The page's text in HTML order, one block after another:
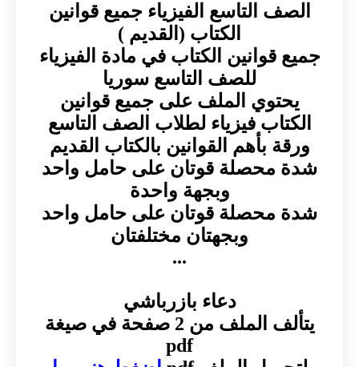
الصف التاسع الفيزياء جميع قوانين
الكتاب (القديم )
جميع قوانين الكتاب في مادة الفيزياء
للصف التاسع سوريا
يحتوي الملف على جميع قوانين
الكتاب فيزياء لطلاب الصف التاسع
ورقة بأهم القوانين بالكتاب القديم
شدة محصلة قوتان على حامل واحد
وبجهة واحدة
شدة محصلة قوتان على حامل واحد
وبجهتان مختلفتان
...
دعاء بازرباشي
يتألف الملف من 2 صفحة في صيغة
pdf